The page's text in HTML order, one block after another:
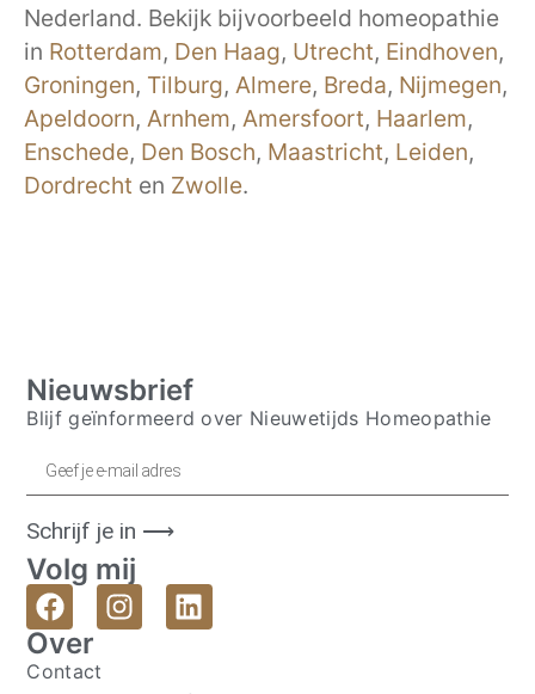
Nederland. Bekijk bijvoorbeeld homeopathie
in Rotterdam, Den Haag, Utrecht, Eindhoven,
Groningen, Tilburg, Almere, Breda, Nijmegen,
Apeldoorn, Arnhem, Amersfoort, Haarlem,
Enschede, Den Bosch, Maastricht, Leiden,
Dordrecht en Zwolle.
Nieuwsbrief
Blijf geïnformeerd over Nieuwetijds Homeopathie
Schrijf je in ⟶
Volg mij
Over
Contact